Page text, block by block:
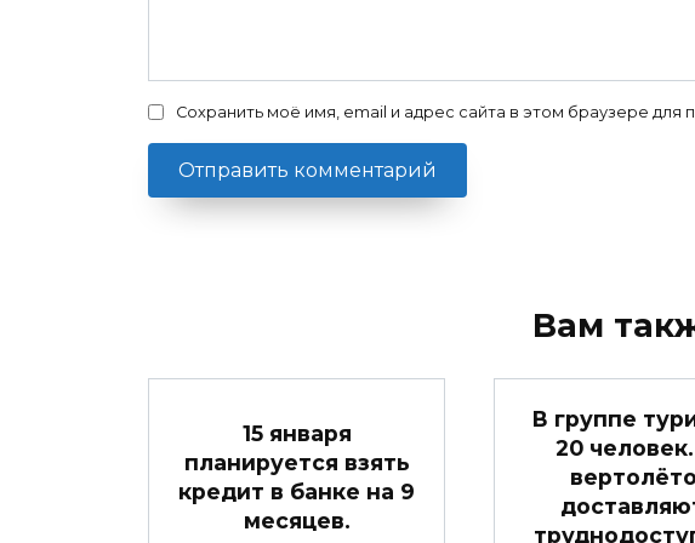
Сохранить моё имя, email и адрес сайта в этом браузере
Вам
15 января
планируется взять
кредит в банке на 9
месяцев.
В группе
20